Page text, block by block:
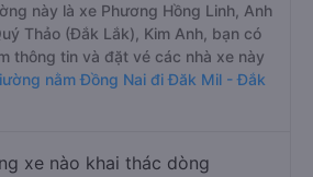
này là xe Phương Hồng Linh, Anh
Thảo (Đắk Lắk), Kim Anh, bạn có
thông tin và đặt vé các nhà xe này
nằm Đồng Nai đi Đăk Mil - Đắk
xe nào khai thác dòng